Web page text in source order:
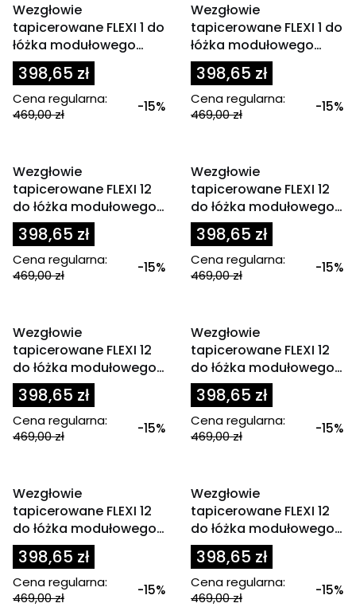
Wezgłowie
tapicerowane FLEXI 1 do
łóżka modułowego
90x200 cm zagłówek
zielony
398,65 zł
Cena regularna:
469,00 zł
-15%
Wezgłowie
tapicerowane FLEXI 1 do
łóżka modułowego
90x200 cm zagłówek
zielony / oliwkowy
398,65 zł
Cena regularna:
469,00 zł
-15%
Wezgłowie
tapicerowane FLEXI 12
do łóżka modułowego
80x200 cm szare
398,65 zł
Cena regularna:
469,00 zł
-15%
Wezgłowie
tapicerowane FLEXI 12
do łóżka modułowego
80x200 cm zagłówek
linie ciemny brąz
398,65 zł
Cena regularna:
469,00 zł
-15%
Wezgłowie
tapicerowane FLEXI 12
do łóżka modułowego
80x200 cm zagłówek
linie czarny
398,65 zł
Cena regularna:
469,00 zł
-15%
Wezgłowie
tapicerowane FLEXI 12
do łóżka modułowego
80x200 cm zagłówek
linie granatowy
398,65 zł
Cena regularna:
469,00 zł
-15%
Wezgłowie
tapicerowane FLEXI 12
do łóżka modułowego
80x200 cm zagłówek
linie jasny beż
398,65 zł
Cena regularna:
469,00 zł
-15%
Wezgłowie
tapicerowane FLEXI 12
do łóżka modułowego
80x200 cm zagłówek
linie jasny brąz
398,65 zł
Cena regularna:
469,00 zł
-15%